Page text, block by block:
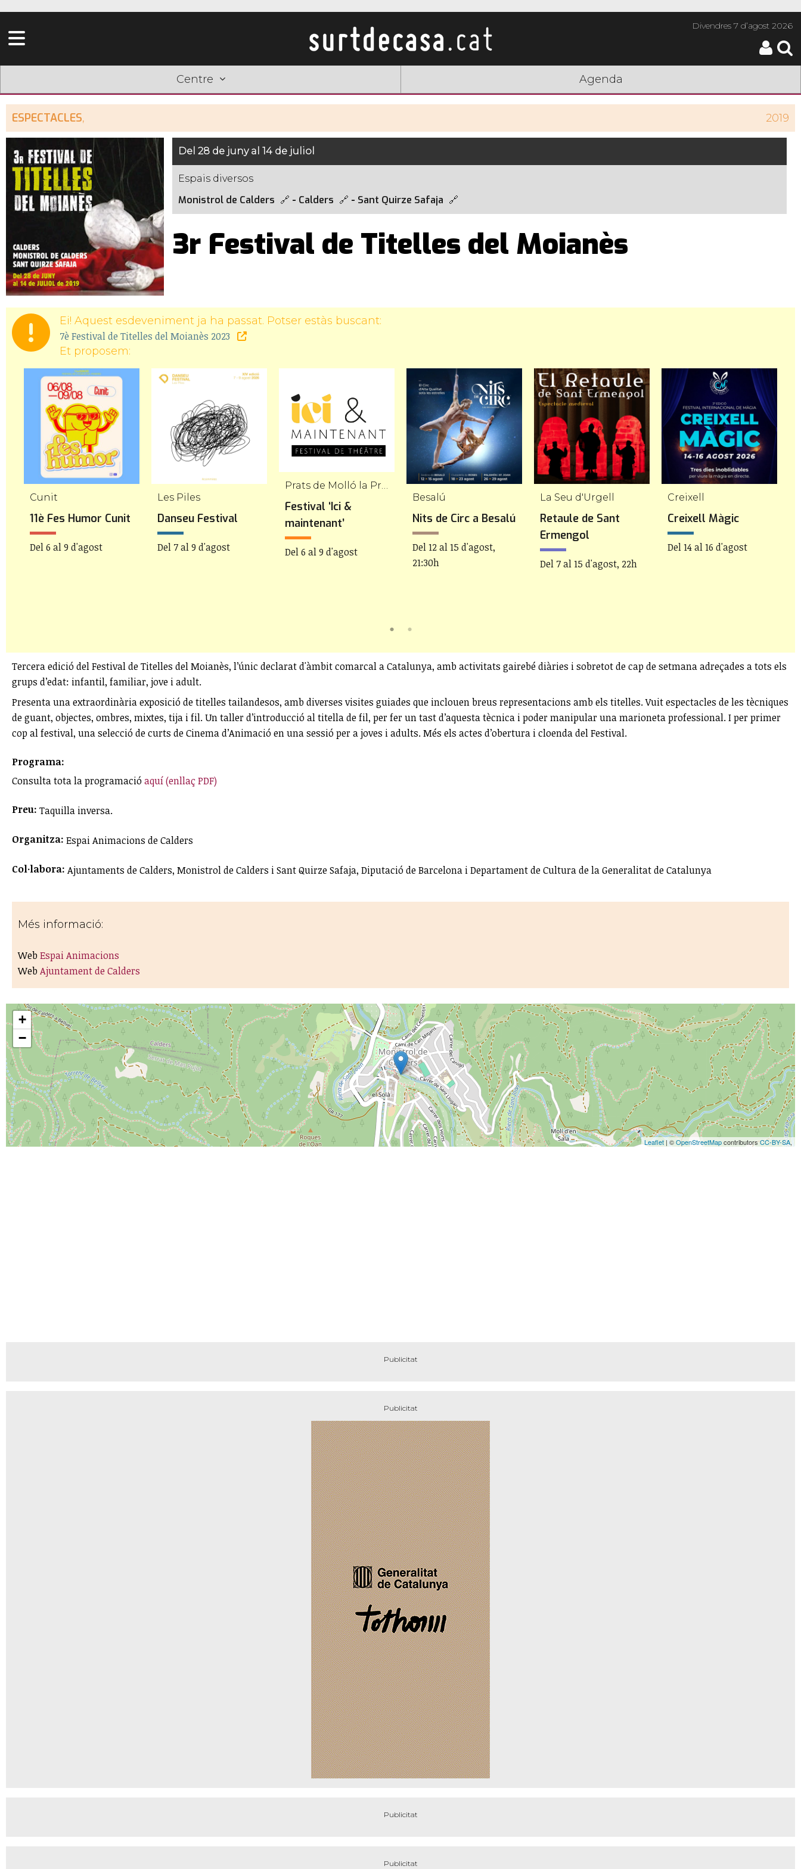
Divendres7 d’agost 2026
Centre Agenda
ESPECTACLES, 2019
Del 28 de juny al 14 de juliol
Espais diversos
Monistrol de Calders - Calders - Sant Quirze Safaja
3r Festival de Titelles del Moianès
Ei! Aquest esdeveniment ja ha passat. Potser estàs buscant:
7è Festival de Titelles del Moianès 2023
Et proposem:
Cunit
11è Fes Humor Cunit
Del 6 al 9 d'agost
Les Piles
Danseu Festival
Del 7 al 9 d'agost
Festival ‘Ici &
maintenant’
Del 6 al 9 d'agost
Besalú
Nits de Circ a Besalú
Del 12 al 15 d'agost,
21:30h
La Seu d'Urgell
Retaule de Sant
Ermengol
Del 7 al 15 d'agost, 22h
Creixell
Creixell Màgic
Del 14 al 16 d'agost
Tercera edició del Festival de Titelles del Moianès, l’únic declarat d'àmbit comarcal a Catalunya, amb activitats gairebé diàries i sobretot de cap de setmana adreçades a tots els
grups d’edat: infantil, familiar, jove i adult.
Presenta una extraordinària exposició de titelles tailandesos, amb diverses visites guiades que inclouen breus representacions amb els titelles. Vuit espectacles de les tècniques
de guant, objectes, ombres, mixtes, tija i fil. Un taller d’introducció al titella de fil, per fer un tast d’aquesta tècnica i poder manipular una marioneta professional. I per primer
cop al festival, una selecció de curts de Cinema d’Animació en una sessió per a joves i adults. Més els actes d’obertura i cloenda del Festival.
Programa:
Consulta tota la programacióaquí (enllaç PDF)
Preu: Taquilla inversa.
Organitza: Espai Animacions de Calders
Col·labora: Ajuntaments de Calders, Monistrol de Calders i Sant Quirze Safaja, Diputació de Barcelona i Departament de Cultura de la Generalitat de Catalunya
Més informació:
WebEspai Animacions
WebAjuntament de Calders
+
−
Leaflet | ©OpenStreetMapcontributorsCC-BY-SA,